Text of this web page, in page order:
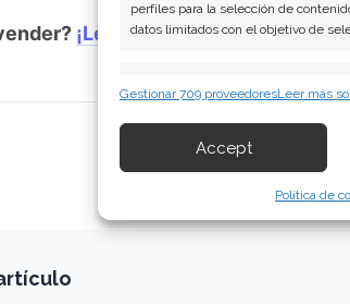
perfiles para la selección de
datos limitados con el objetivo de
información transmitida de forma
Garantizar la seguridad,
fallos, Ofrecer y presentar
Gestionar 709 proveedoresLeer más
Accept
Política de
¡Lee más aquí!